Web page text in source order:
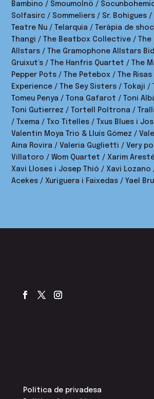
Bambino / Smoumolnö /
Solfasirc / Sommeliers / Sr. Bohigues /
Teatre Nu / Telarquia / Teràpia de
Thangi / The Beatbox Collective / The
Allstars / The Gramophone Allstars
Gruixut’s / The Hanfris Quartet / The
Pepper Pots / The Petebox / The
Experience / The Sey Sisters / Tokaji /
Tomeu Penya / Tona Gafarot / Toni
Toni Gutierrez / Tortell Poltrona /
/ Txema / Txo Titelles / Txus Blues i
Valentin Moya Trio & Lluís Gómez /
Aina Rovira / Valeria Guglietti / Very
Villatoro / Wom Quartet / Xarim
Xavi Lloses i Josep Thió / Xavi Lozano
Acekes / Xuriguera i Faixedas / Yael
Política de privadesa